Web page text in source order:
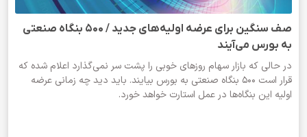
صف سنگین برای عرضه اولیه‌های جدید / ۵۰۰ بنگاه صنعتی
به بورس می‌آیند
در حالی که بازار سهام روزهای خوبی را پشت سر نمی‌گذارد اعلام شده که
قرار است ۵۰۰ بنگاه صنعتی به بورس بیایند. باید دید چه زمانی عرضه
اولیه این بنگاه‌ها در عمل استارت خواهد خورد.